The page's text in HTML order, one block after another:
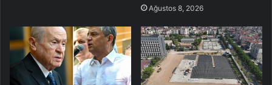
Ağustos 8, 2026